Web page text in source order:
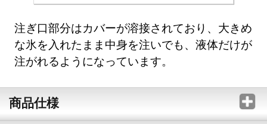
注ぎ口部分はカバーが溶接されており、大きめ
な氷を入れたまま中身を注いでも、液体だけが
注がれるようになっています。
商品仕様